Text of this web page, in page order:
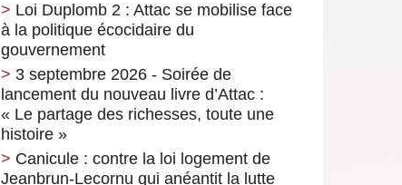
Loi Duplomb 2 : Attac se mobilise face
à la politique écocidaire du
gouvernement
3 septembre 2026 - Soirée de
lancement du nouveau livre d’Attac :
« Le partage des richesses, toute une
histoire »
Canicule : contre la loi logement de
Jeanbrun-Lecornu qui anéantit la lutte